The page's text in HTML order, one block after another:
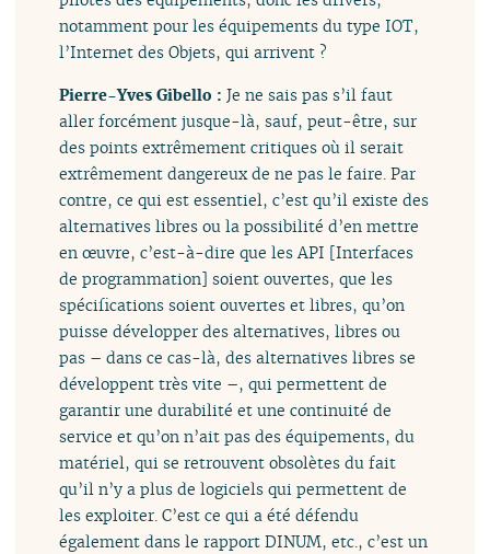
notamment pour les équipements du type IOT,
l’Internet des Objets, qui arrivent ?
Pierre-Yves Gibello :Je ne sais pas s’il faut
aller forcément jusque-là, sauf, peut-être, sur
des points extrêmement critiques où il serait
extrêmement dangereux de ne pas le faire. Par
contre, ce qui est essentiel, c’est qu’il existe des
alternatives libres ou la possibilité d’en mettre
en œuvre, c’est-à-dire que les API [Interfaces
de programmation] soient ouvertes, que les
spécifications soient ouvertes et libres, qu’on
puisse développer des alternatives, libres ou
pas – dans ce cas-là, des alternatives libres se
développent très vite –, qui permettent de
garantir une durabilité et une continuité de
service et qu’on n’ait pas des équipements, du
matériel, qui se retrouvent obsolètes du fait
qu’il n’y a plus de logiciels qui permettent de
les exploiter. C’est ce qui a été défendu
également dans le rapport DINUM, etc., c’est un